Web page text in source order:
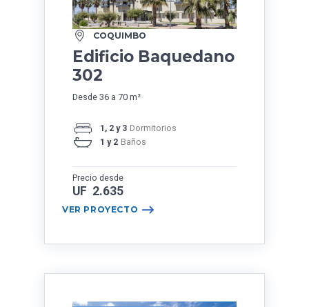
COQUIMBO
Edificio Baquedano
302
Desde 36 a 70 m²
1, 2 y 3 Dormitorios
1 y 2 Baños
Precio desde
UF 2.635
VER PROYECTO